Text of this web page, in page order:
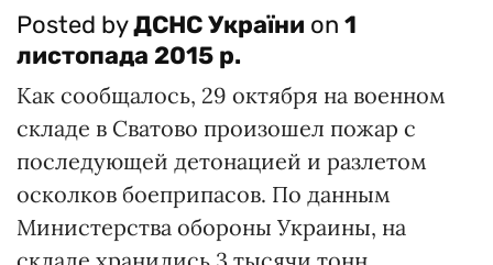
Posted byДСНС України on 1
листопада 2015 р.
Как сообщалось, 29 октября на военном
складе в Сватово произошел пожар с
последующей детонацией и разлетом
осколков боеприпасов. По данным
Министерства обороны Украины, на